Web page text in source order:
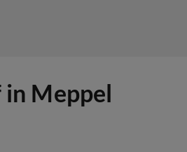
Meppel